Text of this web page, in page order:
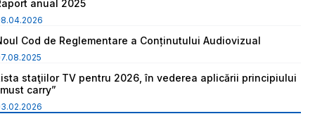
anual 2025
Cod de Reglementare a Conținutului Audiovizual
staţiilor TV pentru 2026, în vederea aplicării principiului
carry”